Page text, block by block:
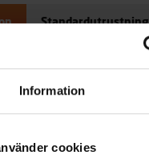
Information
cookies
Standardutrustning